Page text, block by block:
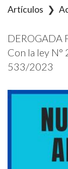
Artículos ❯
DEROGADA
Con la ley
533/2023